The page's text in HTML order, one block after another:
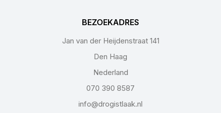
BEZOEKADRES
Jan van der Heijdenstraat 141
Den Haag
Nederland
070 390 8587
info@drogistlaak.nl